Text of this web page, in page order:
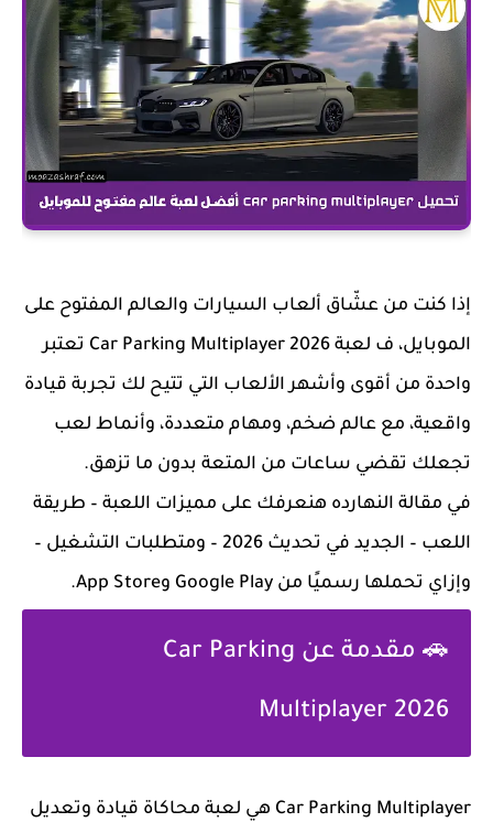
إذا كنت من عشّاق ألعاب السيارات والعالم المفتوح على
الموبايل، ف لعبة Car Parking Multiplayer 2026 تعتبر
واحدة من أقوى وأشهر الألعاب التي تتيح لك تجربة قيادة
واقعية، مع عالم ضخم، ومهام متعددة، وأنماط لعب
تجعلك تقضي ساعات من المتعة بدون ما تزهق.
في مقالة النهارده هنعرفك على مميزات اللعبة – طريقة
اللعب – الجديد في تحديث 2026 – ومتطلبات التشغيل –
وإزاي تحملها رسميًا من Google Play وApp Store.
🚗 مقدمة عن Car Parking
Multiplayer 2026
Car Parking Multiplayer هي لعبة محاكاة قيادة وتعديل